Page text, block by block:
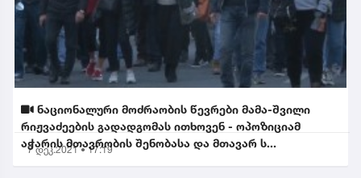
ნაციონალური მოძრაობის წევრები მამა-შვილი
რიჟვაძეების გადადგომას ითხოვენ - ოპოზიციამ
აჭარის მთავრობის შენობასა და მთავარ ს...
7 დეკ.2021 • 17:19